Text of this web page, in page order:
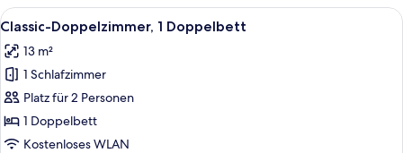
Alle
Fotos
für
Classic-
Doppelzimmer,
1
Doppelbett
Classic-Doppelzimmer, 1 Doppelbett
3
Classic-Doppelzimmer, 1 Doppelbett
13 m²
1 Schlafzimmer
Platz für 2 Personen
1 Doppelbett
Kostenloses WLAN